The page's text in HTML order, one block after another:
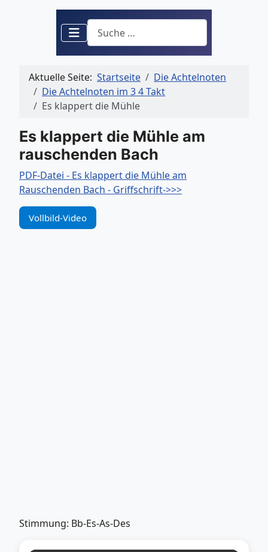
Suchen
Aktuelle Seite: Startseite
Die Achtelnoten
Die Achtelnoten im 3 4 Takt
Es klappert die Mühle
Es klappert die Mühle am
rauschenden Bach
PDF-Datei - Es klappert die Mühle am
Rauschenden Bach - Griffschrift->>>
Vollbild-Video
Stimmung: Bb-Es-As-Des